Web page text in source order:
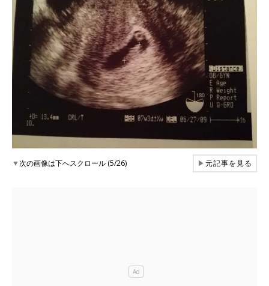
▼次の画像は下へスクロール (5/26) ▶元記事を見る